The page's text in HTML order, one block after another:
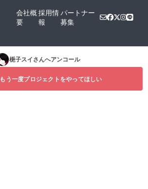
会社概
要
採用情
報
パートナー
募集
梔子スイさんへアンコール
もう一度プロジェクトをやってほしい